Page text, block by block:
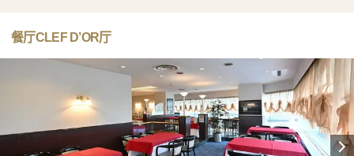
餐厅CLEF D’OR厅